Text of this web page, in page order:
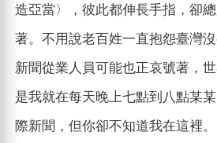
造亞當〉，彼此都伸長手指，卻
著。不用說老百姓一直抱怨臺灣
新聞從業人員可能也正哀號著，
是我就在每天晚上七點到八點某
際新聞，但你卻不知道我在這裡。